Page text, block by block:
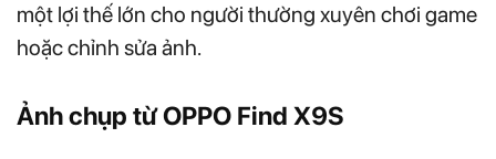
một lợi thế lớn cho người thường xuyên chơi game
hoặc chỉnh sửa ảnh.
Ảnh chụp từ OPPO Find X9S